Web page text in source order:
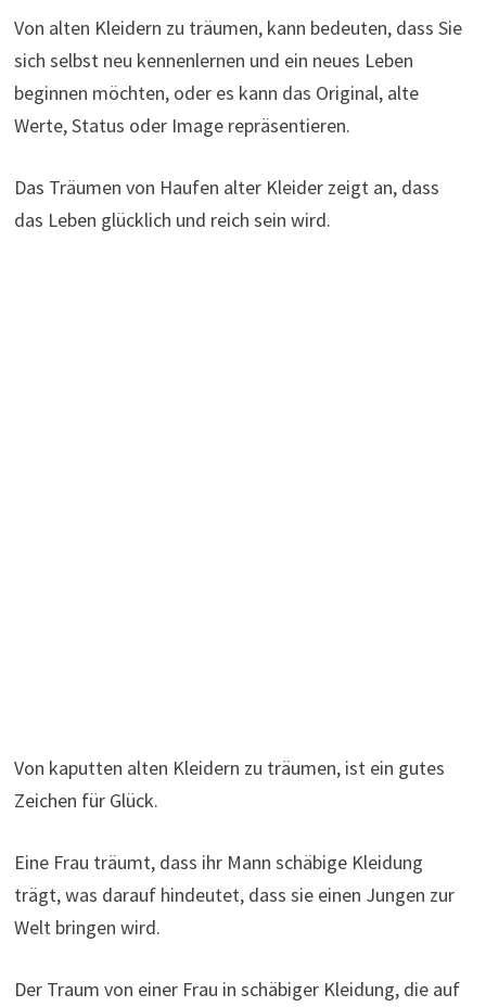
Von alten Kleidern zu träumen, kann bedeuten, dass Sie
sich selbst neu kennenlernen und ein neues Leben
beginnen möchten, oder es kann das Original, alte
Werte, Status oder Image repräsentieren.
Das Träumen von Haufen alter Kleider zeigt an, dass
das Leben glücklich und reich sein wird.
Von kaputten alten Kleidern zu träumen, ist ein gutes
Zeichen für Glück.
Eine Frau träumt, dass ihr Mann schäbige Kleidung
trägt, was darauf hindeutet, dass sie einen Jungen zur
Welt bringen wird.
Der Traum von einer Frau in schäbiger Kleidung, die auf